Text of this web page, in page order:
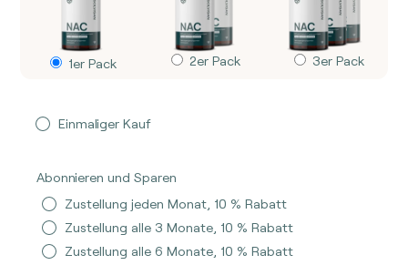
1er Pack 2er Pack 3er Pack
die
Menge
für
NAC
(N-
die
für
NAC
(N-
Einmaliger Kauf
Abonnieren und Sparen
Zustellung jeden Monat, 10 % Rabatt
Zustellung alle 3 Monate, 10 % Rabatt
Zustellung alle 6 Monate, 10 % Rabatt